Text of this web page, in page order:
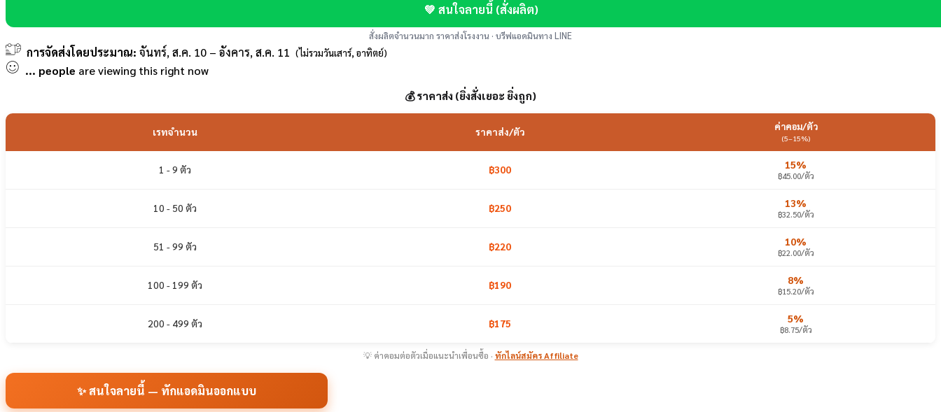
💚 สนใจลายนี้ (สั่งผลิต)
สั่งผลิตจำนวนมาก ราคาส่งโรงงาน · บรีฟแอดมินทาง LINE
การจัดส่งโดยประมาณ: จันทร์, ส.ค. 10 – อังคาร, ส.ค. 11 (ไม่รวมวันเสาร์, อาทิตย์)
... people are viewing this right now
💰 ราคาส่ง (ยิ่งสั่งเยอะ ยิ่งถูก)
เรทจำนวน ราคาส่ง/ตัว ค่าคอม/ตัว
(5–15%)
1 - 9 ตัว ฿300 15%
฿45.00/ตัว
10 - 50 ตัว ฿250 13%
฿32.50/ตัว
51 - 99 ตัว ฿220 10%
฿22.00/ตัว
100 - 199 ตัว ฿190 8%
฿15.20/ตัว
200 - 499 ตัว ฿175 5%
฿8.75/ตัว
💡 ค่าคอมต่อตัวเมื่อแนะนำเพื่อนซื้อ · ทักไลน์สมัคร Affiliate
✨ สนใจลายนี้ — ทักแอดมินออกแบบ